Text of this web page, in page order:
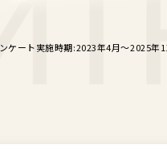
ケート実施時期:2023年4月〜2025年